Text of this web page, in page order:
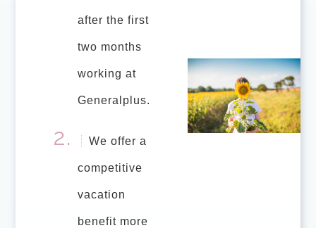
after the first
two months
working at
Generalplus.
We offer a
competitive
vacation
benefit more